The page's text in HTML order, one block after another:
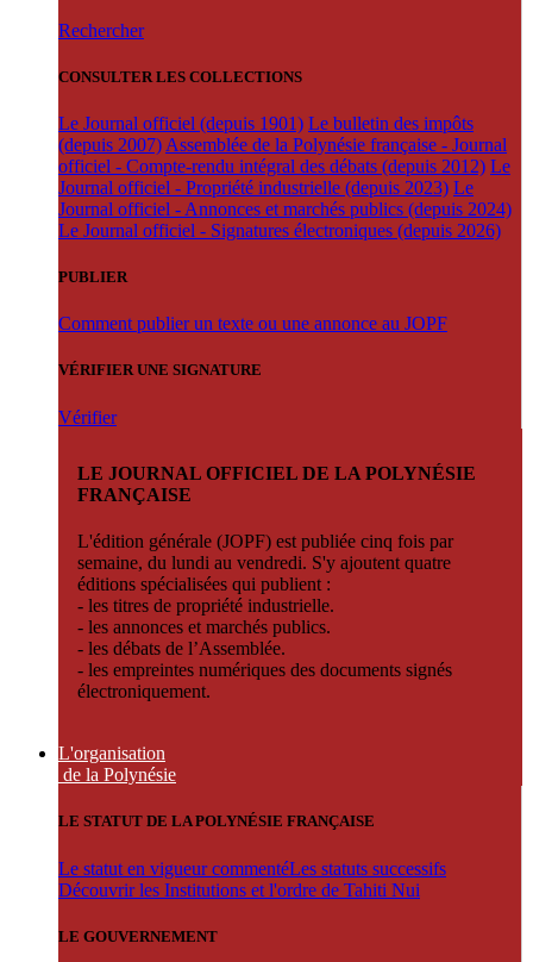
Rechercher
CONSULTER LES COLLECTIONS
Le Journal officiel (depuis 1901) Le bulletin des impôts
(depuis 2007) Assemblée de la Polynésie française - Journal
officiel - Compte-rendu intégral des débats (depuis 2012) Le
Journal officiel - Propriété industrielle (depuis 2023) Le
Journal officiel - Annonces et marchés publics (depuis 2024)
Le Journal officiel - Signatures électroniques (depuis 2026)
PUBLIER
Comment publier un texte ou une annonce au JOPF
VÉRIFIER UNE SIGNATURE
Vérifier
LE JOURNAL OFFICIEL DE LA POLYNÉSIE
FRANÇAISE
L'édition générale (JOPF) est publiée cinq fois par
semaine, du lundi au vendredi. S'y ajoutent quatre
éditions spécialisées qui publient :
- les titres de propriété industrielle.
- les annonces et marchés publics.
- les débats de l’Assemblée.
- les empreintes numériques des documents signés
électroniquement.
L'organisation
de la Polynésie
LE STATUT DE LA POLYNÉSIE FRANÇAISE
Le statut en vigueur commentéLes statuts successifs
Découvrir les Institutions et l'ordre de Tahiti Nui
LE GOUVERNEMENT